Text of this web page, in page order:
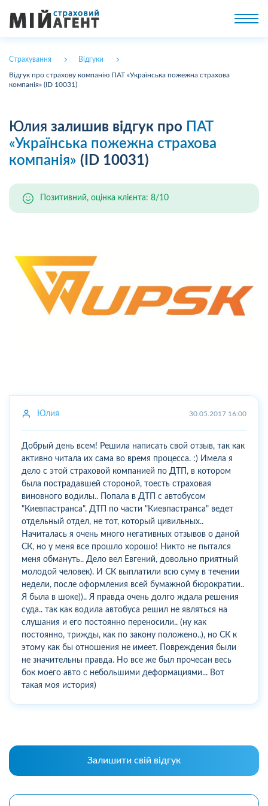
Страхування Відгуки
Відгук про страхову компанію ПАТ «Українська пожежна страхова
компанія» (ID 10031)
Юлия залишив відгук про
ПАТ
«Українська пожежна страхова
компанія» (ID 10031)
Позитивний, оцінка клієнта: 8/10
Юлия 30.05.2017 16:00
Добрый день всем! Решила написать свой отзыв, так как
активно читала их сама во время процесса. :) Имела я
дело с этой страховой компанией по ДТП, в котором
была пострадавшей стороной, тоесть страховая
виновного водилы.. Попала в ДТП с автобусом
"Киевпастранса". ДТП по части "Киевпастранса" ведет
отдельный отдел, не тот, который цивильных..
Начиталась я очень много негативных отзывов о даной
СК, но у меня все прошло хорошо! Никто не пытался
меня обмануть.. Дело вел Евгений, довольно приятный
молодой человек). И СК выплатили всю суму в течении
недели, после оформления всей бумажной бюрократии..
Я была в шоке)).. Я правда очень долго ждала решения
суда.. так как водила автобуса решил не являться на
слушания и его постоянно переносили.. (ну как
постоянно, трижды, как по закону положено..), но СК к
этому как бы отношения не имеет. Повреждения были
не значительны правда. Но все же был прочесан весь
бок моего авто с небольшими деформациями... Вот
такая моя история)
Залишити свій відгук